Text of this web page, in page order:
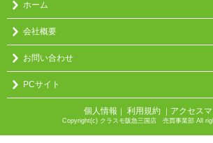
ホーム
会社概要
お問い合わせ
PCサイト
個人情報 ｜ 利用規約 ｜ アクセス
Copyright(c) クラスモ阪急三国店 売買事業部 All